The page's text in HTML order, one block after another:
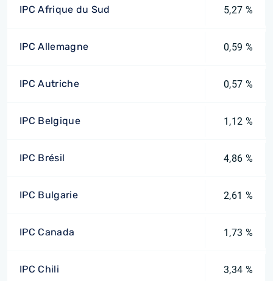
IPC Afrique du Sud 5,27 %
IPC Allemagne 0,59 %
IPC Autriche 0,57 %
IPC Belgique 1,12 %
IPC Brésil 4,86 %
IPC Bulgarie 2,61 %
IPC Canada 1,73 %
IPC Chili 3,34 %